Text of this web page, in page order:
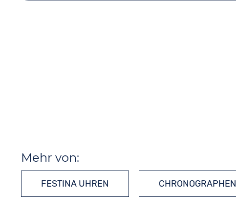
Mehr von:
FESTINA UHREN CHRONOGRAPHEN